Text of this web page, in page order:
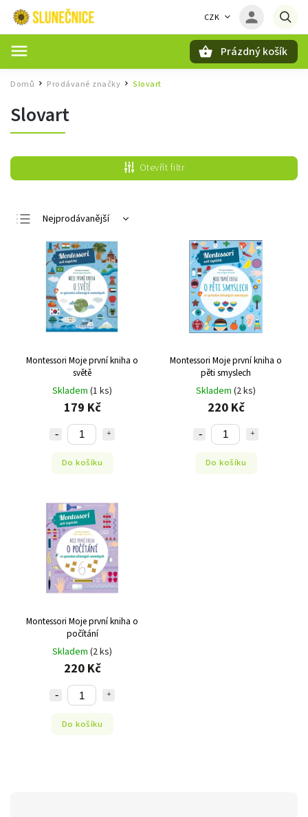
CZK
Prázdný košík
Domů / Prodávané značky / Slovart
Slovart
Otevřít filtr
Nejprodávanější
Nejlevnější
Nejdražší
Abecedně
Montessori Moje první kniha o
světě
Skladem (1 ks)
179 Kč
Do košíku
Montessori Moje první kniha o
pěti smyslech
Skladem (2 ks)
220 Kč
Do košíku
Montessori Moje první kniha o
počítání
Skladem (2 ks)
220 Kč
Do košíku